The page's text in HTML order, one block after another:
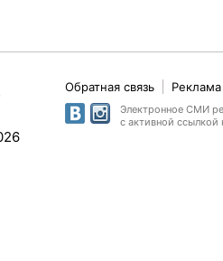
Обратная связь
Электронное СМИ
с активной ссылкой